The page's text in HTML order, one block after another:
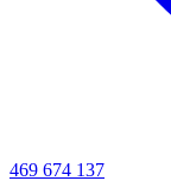
469 674 137